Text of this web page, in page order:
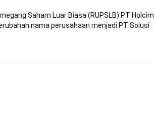
Saham Luar Biasa (RUPSLB) PT Holcim
nama perusahaan menjadi PT Solusi